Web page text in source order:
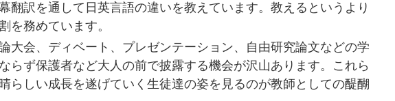
翻訳を通して日英言語の違いを教えています。教えるというより
を務めています。
大会、ディベート、プレゼンテーション、自由研究論文などの学
らず保護者など大人の前で披露する機会が沢山あります。これら
らしい成長を遂げていく生徒達の姿を見るのが教師としての醍醐